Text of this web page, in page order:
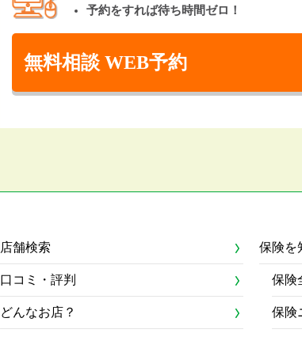
予約をすれば待ち時間ゼロ！
無料相談 WEB予約
店舗検索
口コミ・評判
どんなお店？
保険を
保険
保険